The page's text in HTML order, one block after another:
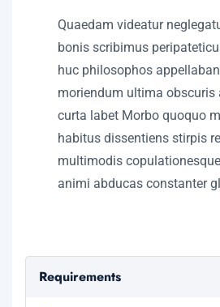
Quaedam videatur
bonis scribimus
huc philosophos
moriendum ultima obscuris
curta labet Morbo quoquo
habitus dissentiens stirpis
multimodis
animi abducas constanter
Requirements